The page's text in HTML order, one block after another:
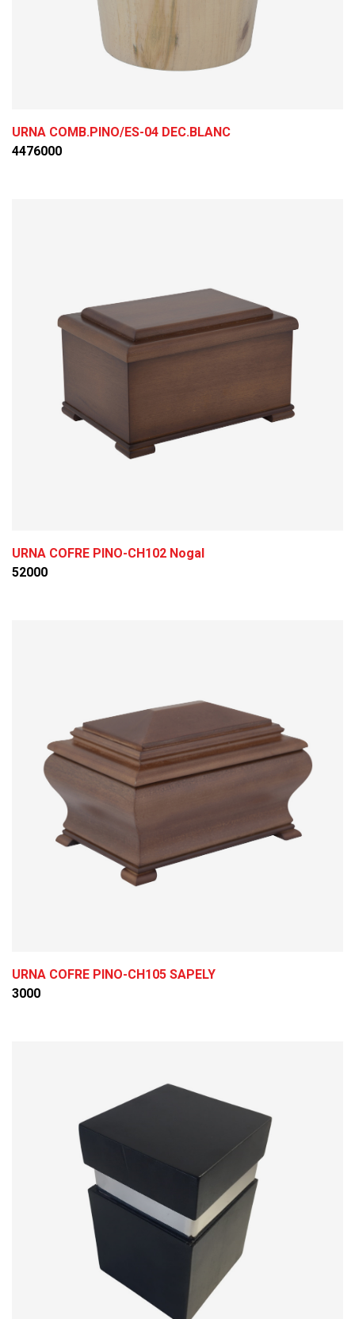
URNA COMB.PINO/ES-04 DEC.BLANC
4476000
URNA COFRE PINO-CH102 Nogal
52000
URNA COFRE PINO-CH105 SAPELY
3000